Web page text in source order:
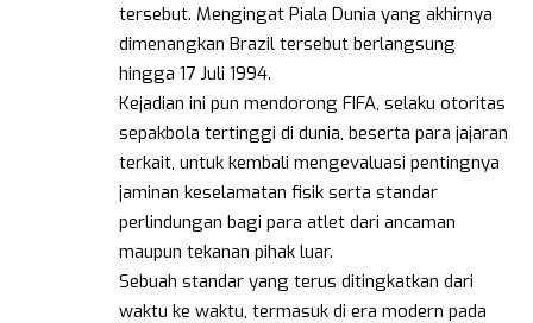
tersebut. Mengingat Piala Dunia yang akhirnya
dimenangkan Brazil tersebut berlangsung
hingga 17 Juli 1994.
Kejadian ini pun mendorong FIFA, selaku otoritas
sepakbola tertinggi di dunia, beserta para jajaran
terkait, untuk kembali mengevaluasi pentingnya
jaminan keselamatan fisik serta standar
perlindungan bagi para atlet dari ancaman
maupun tekanan pihak luar.
Sebuah standar yang terus ditingkatkan dari
waktu ke waktu, termasuk di era modern pada